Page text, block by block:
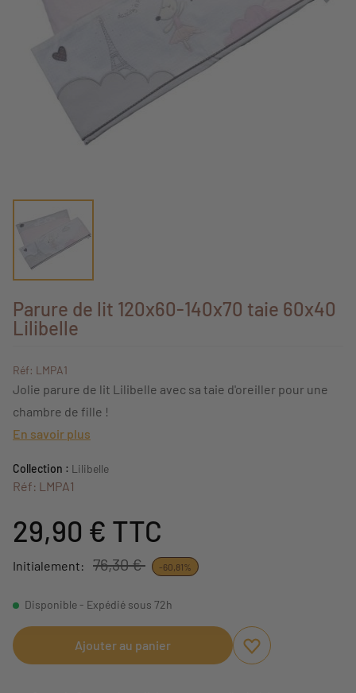
Parure de lit 120x60-140x70 taie 60x40
Lilibelle
Réf: LMPA1
Jolie parure de lit Lilibelle avec sa taie d'oreiller pour une
chambre de fille !
En savoir plus
Collection : Lilibelle
Réf: LMPA1
29,90 € TTC
Initialement: 76,30 € -60,81%
Disponible - Expédié sous 72h
Ajouter au panier
Ajouter aux favoris
Supprimer des